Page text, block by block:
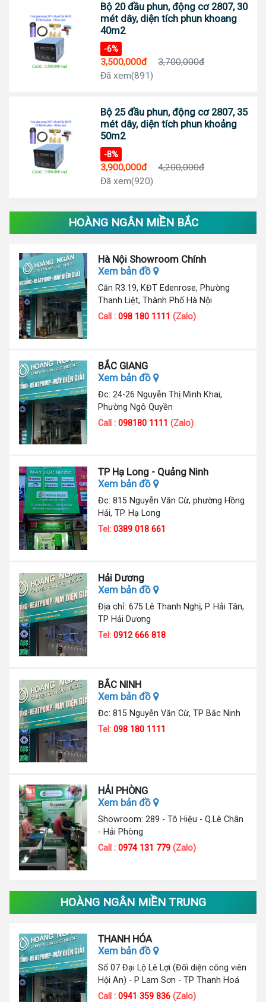
Bộ 20 đầu phun, động cơ 2807, 30
mét dây, diện tích phun khoang
40m2
-6%
3,500,000đ
3,700,000đ
Đã xem(891)
Bộ 25 đầu phun, động cơ 2807, 35
mét dây, diện tích phun khoảng
50m2
-8%
3,900,000đ
4,200,000đ
Đã xem(920)
HOÀNG NGÂN MIỀN BẮC
Hà Nội Showroom Chính
Xem bản đồ
Căn R3.19, KĐT Edenrose, Phường
Thanh Liệt, Thành Phố Hà Nội
Call :098 180 1111 (Zalo)
BẮC GIANG
Xem bản đồ
Đc: 24-26 Nguyễn Thị Minh Khai,
Phường Ngô Quyền
Call :098180 1111 (Zalo)
TP Hạ Long - Quảng Ninh
Xem bản đồ
Đc: 815 Nguyễn Văn Cừ, phường Hồng
Hải, TP. Hạ Long
Tel:0389 018 661
Hải Dương
Xem bản đồ
Địa chỉ: 675 Lê Thanh Nghị, P. Hải Tân,
TP Hải Dương
Tel:0912 666 818
BẮC NINH
Xem bản đồ
Đc: 815 Nguyễn Văn Cừ, TP Bắc Ninh
Tel:098 180 1111
HẢI PHÒNG
Xem bản đồ
Showroom: 289 - Tô Hiệu - Q.Lê Chân
- Hải Phòng
Call :0974 131 779 (Zalo)
HOÀNG NGÂN MIỀN TRUNG
THANH HÓA
Xem bản đồ
Số 07 Đại Lộ Lê Lợi (Đối diện công viên
Hội An) - P Lam Sơn - TP Thanh Hoá
Call :0941 359 836 (Zalo)